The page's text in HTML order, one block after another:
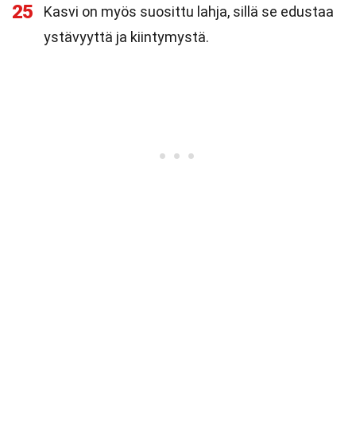
25
Kasvi on myös suosittu lahja, sillä se edustaa
ystävyyttä ja kiintymystä.